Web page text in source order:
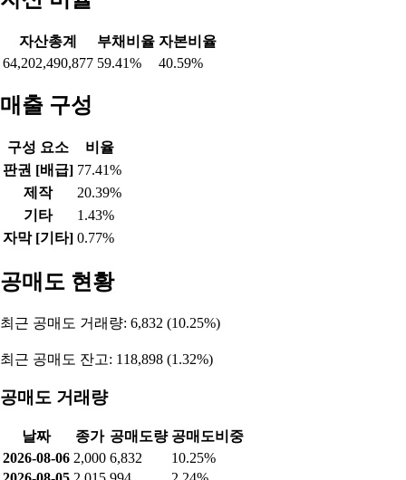
2026-07-24 49,217
2026-07-22 57,317 -70,652 -17,923
2026-07-21 41,092 -70,652 -1,698
2026-07-16 58,461
2026-07-14
95,317
2026-07-13 48,220 -69,998
2026-07-10
43,316 -70,652
2026-07-09
27,680
2026-07-08
자산 비율
64,202,490,877
59.41% 40.59%
판권 [배급]
77.41%
제작
20.39%